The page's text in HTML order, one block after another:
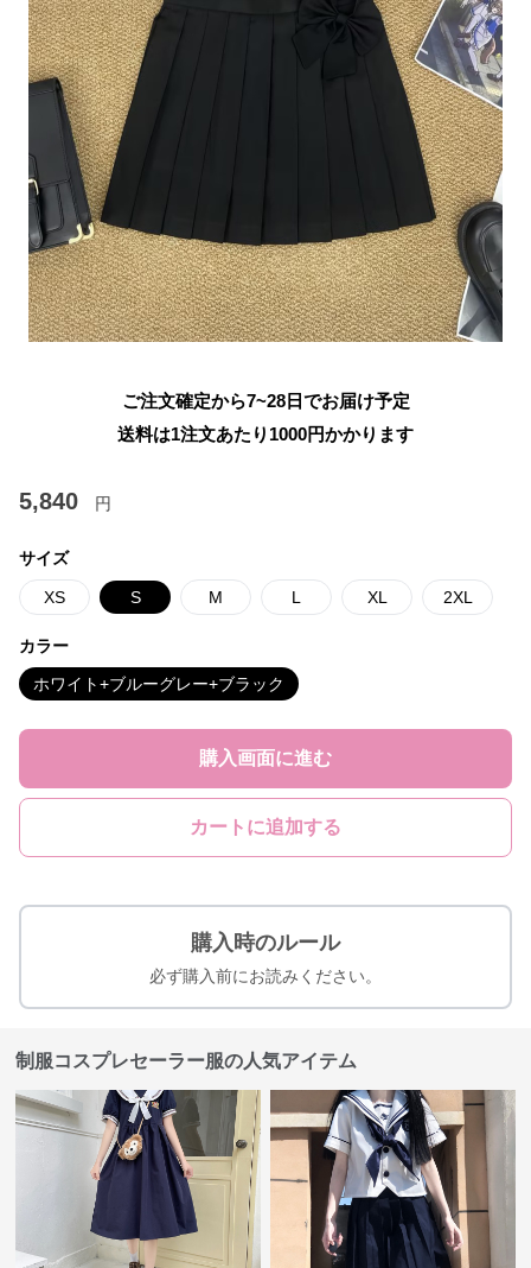
ご注文確定から7~28日でお届け予定
送料は1注文あたり 1000円かかります
5,840 円
サイズ
XS S M L XL 2XL
カラー
ホワイト+ブルーグレー+ブラック
購入画面に進む
カートに追加する
購入時のルール
必ず購入前にお読みください。
制服コスプレセーラー服の人気アイテム